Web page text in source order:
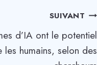
SUIVANT
d’IA ont le potentiel
les humains, selon des